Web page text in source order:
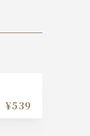
¥539